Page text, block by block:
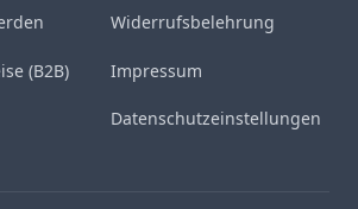
(B2B)
Widerrufsbelehrung
Impressum
Datenschutzeinstellungen